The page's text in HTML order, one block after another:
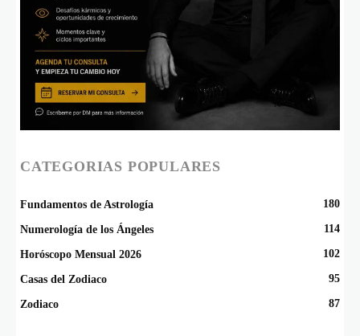
CATEGORIAS POPULARES
Fundamentos de Astrología 180
Numerología de los Ángeles 114
Horóscopo Mensual 2026 102
Casas del Zodiaco 95
Zodiaco 87